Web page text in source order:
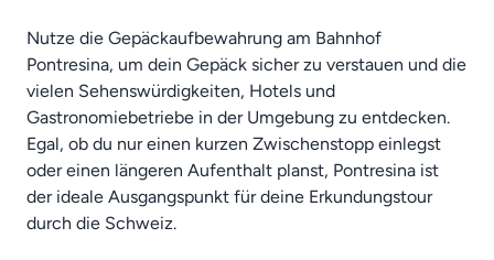
Nutze die Gepäckaufbewahrung am Bahnhof
Pontresina, um dein Gepäck sicher zu verstauen und die
vielen Sehenswürdigkeiten, Hotels und
Gastronomiebetriebe in der Umgebung zu entdecken.
Egal, ob du nur einen kurzen Zwischenstopp einlegst
oder einen längeren Aufenthalt planst, Pontresina ist
der ideale Ausgangspunkt für deine Erkundungstour
durch die Schweiz.